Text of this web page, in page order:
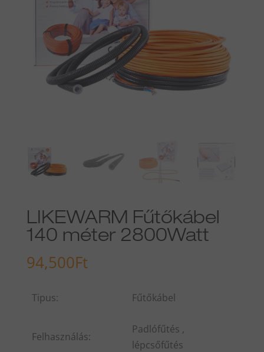
LIKEWARM Fűtőkábel
140 méter 2800Watt
94,500Ft
Tipus: Fűtőkábel
Felhasználás:
Padlófűtés ,
lépcsőfűtés